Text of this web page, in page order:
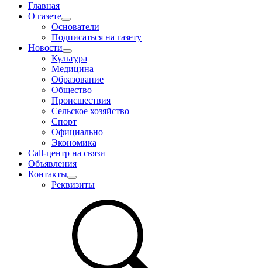
Главная
О газете
Основатели
Подписаться на газету
Новости
Культура
Медицина
Образование
Общество
Происшествия
Сельское хозяйство
Спорт
Официально
Экономика
Call-центр на связи
Объявления
Контакты
Реквизиты